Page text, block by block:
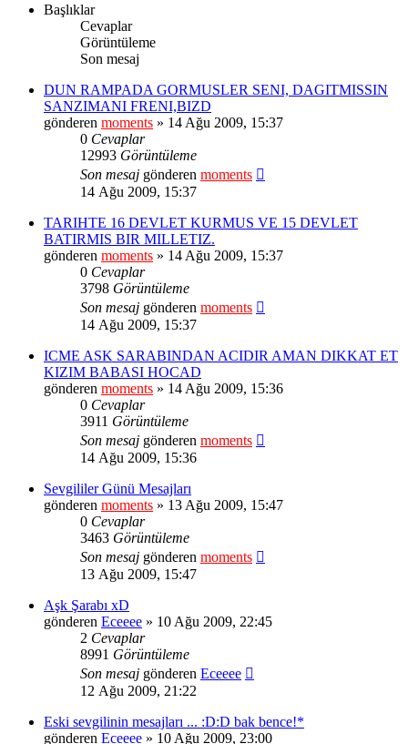
Başlıklar
Cevaplar
Görüntüleme
Son mesaj
DUN RAMPADA GORMUSLER SENI, DAGITMISSIN
SANZIMANI FRENI,BIZD
gönderen moments » 14 Ağu 2009, 15:37
0 Cevaplar
12993 Görüntüleme
Son mesaj gönderen moments
14 Ağu 2009, 15:37
TARIHTE 16 DEVLET KURMUS VE 15 DEVLET
BATIRMIS BIR MILLETIZ.
gönderen moments » 14 Ağu 2009, 15:37
0 Cevaplar
3798 Görüntüleme
Son mesaj gönderen moments
14 Ağu 2009, 15:37
ICME ASK SARABINDAN ACIDIR AMAN DIKKAT ET
KIZIM BABASI HOCAD
gönderen moments » 14 Ağu 2009, 15:36
0 Cevaplar
3911 Görüntüleme
Son mesaj gönderen moments
14 Ağu 2009, 15:36
Sevgililer Günü Mesajları
gönderen moments » 13 Ağu 2009, 15:47
0 Cevaplar
3463 Görüntüleme
Son mesaj gönderen moments
13 Ağu 2009, 15:47
Aşk Şarabı xD
gönderen Eceeee » 10 Ağu 2009, 22:45
2 Cevaplar
8991 Görüntüleme
Son mesaj gönderen Eceeee
12 Ağu 2009, 21:22
Eski sevgilinin mesajları ... :D:D bak bence!*
gönderen Eceeee » 10 Ağu 2009, 23:00